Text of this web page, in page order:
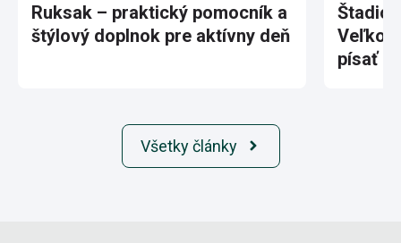
Ruksak – praktický pomocník a
štýlový doplnok pre aktívny deň
písať
Všetky články